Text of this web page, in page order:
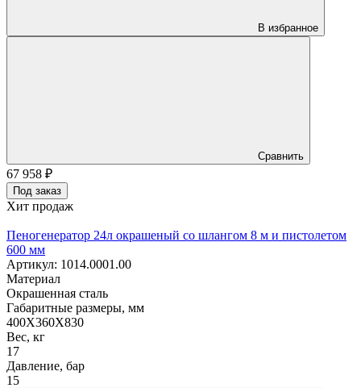
В избранное
Сравнить
67 958 ₽
Под заказ
Хит продаж
Пеногенератор 24л окрашеный со шлангом 8 м и пистолетом
600 мм
Артикул: 1014.0001.00
Материал
Окрашенная сталь
Габаритные размеры, мм
400X360X830
Вес, кг
17
Давление, бар
15